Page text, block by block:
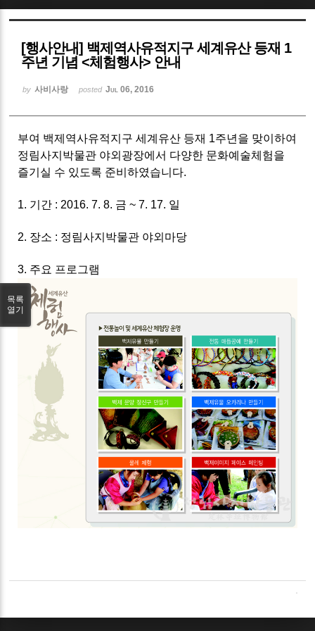
[행사안내] 백제역사유적지구 세계유산 등재 1
주년 기념 <체험행사> 안내
by 사비사랑 posted Jul 06, 2016
부여 백제역사유적지구 세계유산 등재 1주년을 맞이하여
정림사지박물관 야외광장에서 다양한 문화예술체험을
즐기실 수 있도록 준비하였습니다.
1. 기간 : 2016. 7. 8. 금 ~ 7. 17. 일
2. 장소 : 정림사지박물관 야외마당
3. 주요 프로그램
목록
열기
Sketchbook5, 스케치북5
Sketchbook5, 스케치북5